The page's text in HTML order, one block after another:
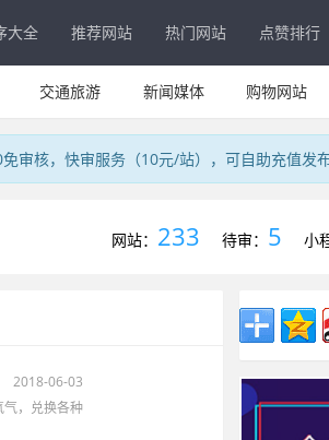
大全 推荐网站 热门网站 点赞排行
交通旅游 新闻媒体 购物网站
审核，快审服务（10元/站），可自助充值发布
网站： 233 待审： 5 小
2018-06-03
，兑换各种